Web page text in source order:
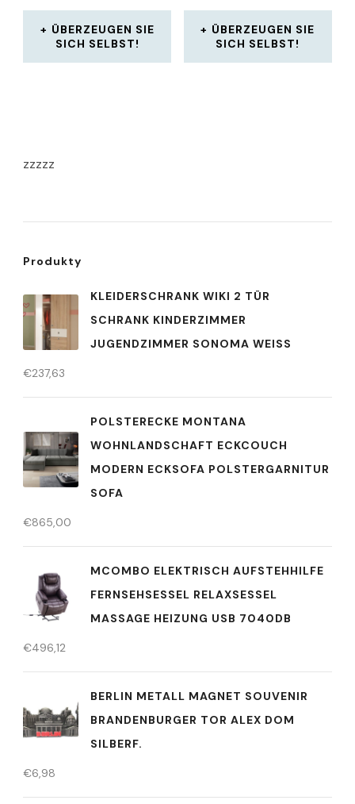
ÜBERZEUGEN SIE
SICH SELBST!
ÜBERZEUGEN SIE
SICH SELBST!
zzzzz
Produkty
KLEIDERSCHRANK WIKI 2 TÜR
SCHRANK KINDERZIMMER
JUGENDZIMMER SONOMA WEISS
€237,63
POLSTERECKE MONTANA
WOHNLANDSCHAFT ECKCOUCH
MODERN ECKSOFA POLSTERGARNITUR
SOFA
€865,00
MCOMBO ELEKTRISCH AUFSTEHHILFE
FERNSEHSESSEL RELAXSESSEL
MASSAGE HEIZUNG USB 7040DB
€496,12
BERLIN METALL MAGNET SOUVENIR
BRANDENBURGER TOR ALEX DOM
SILBERF.
€6,98